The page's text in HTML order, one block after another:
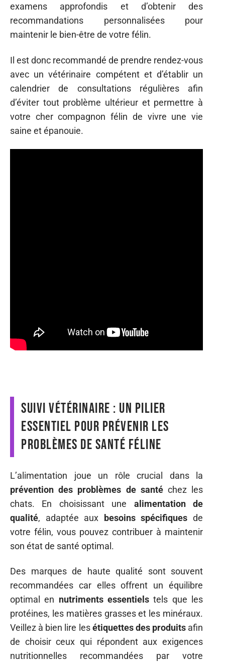
examens approfondis et d’obtenir des
recommandations personnalisées pour
maintenir le bien-être de votre félin.
Il est donc recommandé de prendre rendez-vous
avec un vétérinaire compétent et d’établir un
calendrier de consultations régulières afin
d’éviter tout problème ultérieur et permettre à
votre cher compagnon félin de vivre une vie
saine et épanouie.
Suivi vétérinaire : un pilier
essentiel pour prévenir les
problèmes de santé féline
L’alimentation joue un rôle crucial dans la
prévention des problèmes de santéchez les
chats. En choisissant une alimentation de
qualité, adaptée aux besoins spécifiques de
votre félin, vous pouvez contribuer à maintenir
son état de santé optimal.
Des marques de haute qualité sont souvent
recommandées car elles offrent un équilibre
optimal en nutriments essentiels tels que les
protéines, les matières grasses et les minéraux.
Veillez à bien lire lesétiquettes des produitsafin
de choisir ceux qui répondent aux exigences
nutritionnelles recommandées par votre